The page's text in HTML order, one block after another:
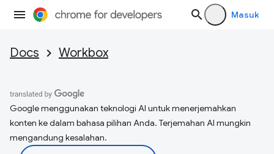
Masuk
Docs Workbox
Google menggunakan teknologi AI untuk menerjemahkan
konten ke dalam bahasa pilihan Anda. Terjemahan AI mungkin
mengandung kesalahan.